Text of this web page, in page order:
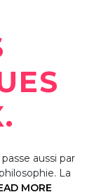
aussi par
La
MORE